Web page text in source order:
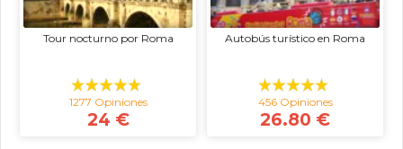
Tour nocturno por Roma
1277 Opiniones
24 €
Autobús turístico en Roma
456 Opiniones
26.80 €